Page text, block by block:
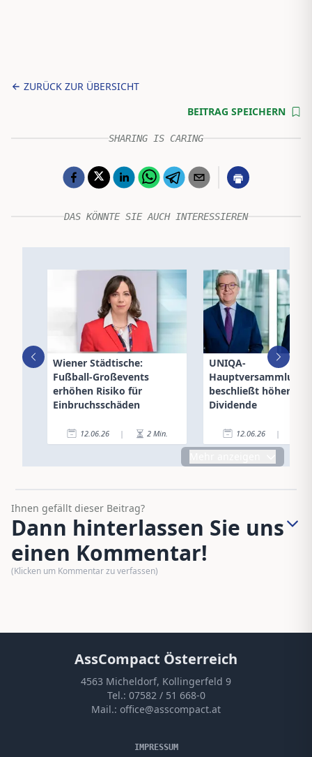
ZURÜCK ZUR ÜBERSICHT
BEITRAG SPEICHERN
SHARING IS CARING
DAS KÖNNTE SIE AUCH INTERESSIEREN
Wiener Städtische:
Fußball-Großevents
erhöhen Risiko für
Einbruchsschäden
12.06.26 | 2 Min.
UNIQA-
Hauptversammlung
beschließt höhere
Dividende
12.06.26 |
Ihnen gefällt dieser Beitrag?
Dann hinterlassen Sie uns
einen Kommentar!
(Klicken um Kommentar zu verfassen)
AssCompact Österreich
4563 Micheldorf, Kollingerfeld 9
Tel.: 07582 / 51 668-0
Mail.: office@asscompact.at
IMPRESSUM